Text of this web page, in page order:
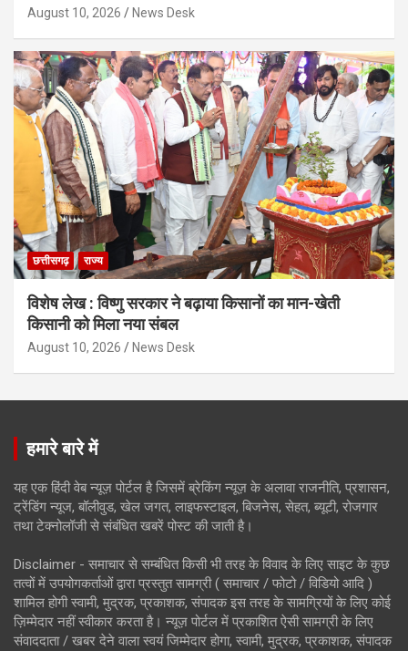
August 10, 2026 News Desk
छत्तीसगढ़ राज्य
विशेष लेख : विष्णु सरकार ने बढ़ाया किसानों का मान-खेती
किसानी को मिला नया संबल
August 10, 2026 News Desk
हमारे बारे में
यह एक हिंदी वेब न्यूज़ पोर्टल है जिसमें ब्रेकिंग न्यूज़ के अलावा राजनीति, प्रशासन,
ट्रेंडिंग न्यूज, बॉलीवुड, खेल जगत, लाइफस्टाइल, बिजनेस, सेहत, ब्यूटी, रोजगार
तथा टेक्नोलॉजी से संबंधित खबरें पोस्ट की जाती है।
Disclaimer - समाचार से सम्बंधित किसी भी तरह के विवाद के लिए साइट के कुछ
तत्वों में उपयोगकर्ताओं द्वारा प्रस्तुत सामग्री ( समाचार / फोटो / विडियो आदि )
शामिल होगी स्वामी, मुद्रक, प्रकाशक, संपादक इस तरह के सामग्रियों के लिए कोई
ज़िम्मेदार नहीं स्वीकार करता है। न्यूज़ पोर्टल में प्रकाशित ऐसी सामग्री के लिए
संवाददाता / खबर देने वाला स्वयं जिम्मेदार होगा, स्वामी, मुद्रक, प्रकाशक, संपादक